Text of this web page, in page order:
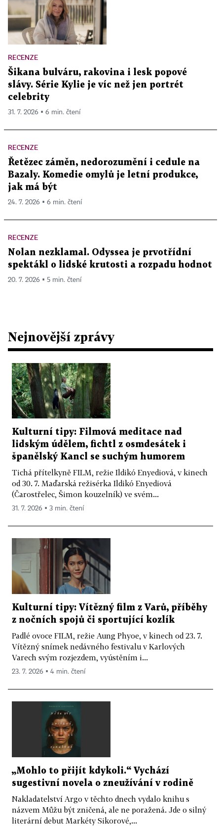
RECENZE
Šikana bulváru, rakovina i lesk popové
slávy. Série Kylie je víc než jen portrét
celebrity
31. 7. 2026 ▪ 6 min. čtení
RECENZE
Řetězec záměn, nedorozumění i cedule na
Bazaly. Komedie omylů je letní produkce,
jak má být
24. 7. 2026 ▪ 6 min. čtení
RECENZE
Nolan nezklamal. Odyssea je prvotřídní
spektákl o lidské krutosti a rozpadu hodnot
20. 7. 2026 ▪ 5 min. čtení
Nejnovější zprávy
Kulturní tipy: Filmová meditace nad
lidským údělem, fichtl z osmdesátek i
španělský Kancl se suchým humorem
Tichá přítelkyně FILM, režie Ildikó Enyediová, v kinech
od 30. 7. Maďarská režisérka Ildikó Enyediová
(Čarostřelec, Šimon kouzelník) ve svém...
31. 7. 2026 ▪ 3 min. čtení
Kulturní tipy: Vítězný film z Varů, příběhy
z nočních spojů či sportující kozlík
Padlé ovoce FILM, režie Aung Phyoe, v kinech od 23. 7.
Vítězný snímek nedávného festivalu v Karlových
Varech svým rozjezdem, vyústěním i...
23. 7. 2026 ▪ 4 min. čtení
„Mohlo to přijít kdykoli.“ Vychází
sugestivní novela o zneužívání v rodině
Nakladatelství Argo v těchto dnech vydalo knihu s
názvem Můžu být zničená, ale ne poražená. Jde o silný
literární debut Markéty Sikorové,...